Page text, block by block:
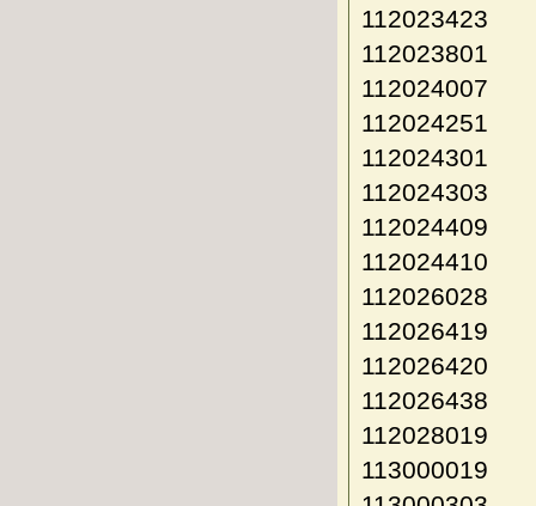
112023423
112023801
112024007
112024251
112024301
112024303
112024409
112024410
112026028
112026419
112026420
112026438
112028019
113000019